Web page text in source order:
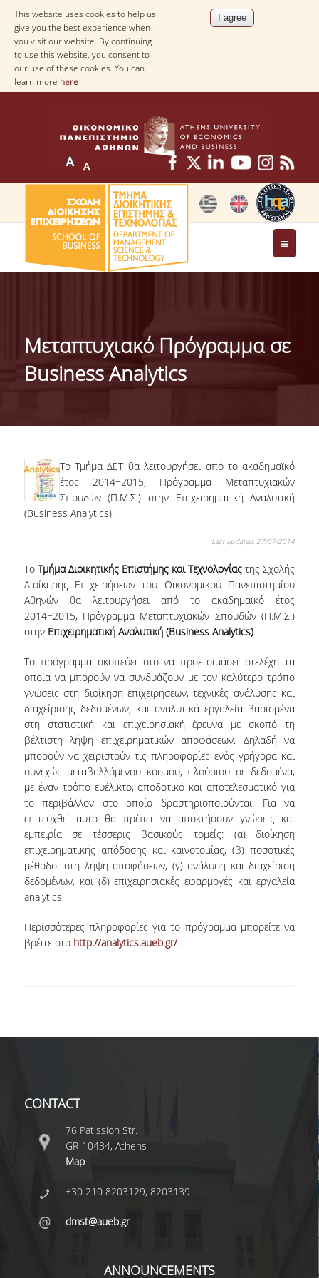
This website uses cookies to help us
give you the best experience when
you visit our website. By continuing
to use this website, you consent to
our use of these cookies. You can
learn more here
THE DEPARTMENT
IDENTITY OF THE DEPARTMENT
MISSION OF THE DEPARTMENT
ADMINISTRATION
CAREER PROSPECTS
LABORATORY INFRASTRUCTURE
FACULTY OF THE DEPARTMENT
RESIDENT FACULTY MEMBERS
HONONARY DOCTORATES
VISITING PROFESSORS
LABORATORY TEACHING STAFF
SPECIAL TECHNICAL LABORATORY STAFF
ADMINISTRATIVE STAFF
POSTDOCTORAL RESEARCHERS
UNDERGRADUATE STUDIES
CURRICULUM OF THE DEPARTMENT
GUIDE AND STREAMS OF STUDY
INTERNSHIP AND THESIS
ERASMUS+ PROGRAMME
Μεταπτυχιακό Πρόγραμμα σε
Business Analytics
Το Τμήμα ΔET θα λειτουργήσει από το ακαδημαϊκό
έτος 2014−2015, Πρόγραμμα Μεταπτυχιακών
Σπουδών (Π.Μ.Σ.) στην Επιχειρηματική Αναλυτική
(Business Analytics).
Last updated: 27/07/2014
Το Τμήμα Διοικητικής Επιστήμης και Τεχνολογίας της Σχολής
Διοίκησης Επιχειρήσεων του Οικονομικού Πανεπιστημίου
Αθηνών θα λειτουργήσει από το ακαδημαϊκό έτος
2014−2015, Πρόγραμμα Μεταπτυχιακών Σπουδών (Π.Μ.Σ.)
στην Επιχειρηματική Αναλυτική (Business Analytics).
Το πρόγραμμα σκοπεύει στo να προετοιμάσει στελέχη τα
οποία να μπορούν να συνδυάζουν με τον καλύτερο τρόπο
γνώσεις στη διοίκηση επιχειρήσεων, τεχνικές ανάλυσης και
διαχείρισης δεδομένων, και αναλυτικά εργαλεία βασισμένα
στη στατιστική και επιχειρησιακή έρευνα με σκοπό τη
βέλτιστη λήψη επιχειρηματικών αποφάσεων. Δηλαδή να
μπορούν να χειριστούν τις πληροφορίες ενός γρήγορα και
συνεχώς μεταβαλλόμενου κόσμου, πλούσιου σε δεδομένα,
με έναν τρόπο ευέλικτο, αποδοτικό και αποτελεσματικό για
το περιβάλλον στο οποίο δραστηριοποιούνται. Για να
επιτευχθεί αυτό θα πρέπει να αποκτήσουν γνώσεις και
εμπειρία σε τέσσερις βασικούς τομείς: (α) διοίκηση
επιχειρηματικής απόδοσης και καινοτομίας, (β) ποσοτικές
μέθοδοι στη λήψη αποφάσεων, (γ) ανάλυση και διαχείριση
δεδομένων, και (δ) επιχειρησιακές εφαρμογές και εργαλεία
analytics.
Περισσότερες πληροφορίες για το πρόγραμμα μπορείτε να
βρέιτε στο http://analytics.aueb.gr/.
CONTACT
76 Patission Str.
GR-10434, Athens
Map
+30 210 8203129, 8203139
dmst@aueb.gr
ANNOUNCEMENTS